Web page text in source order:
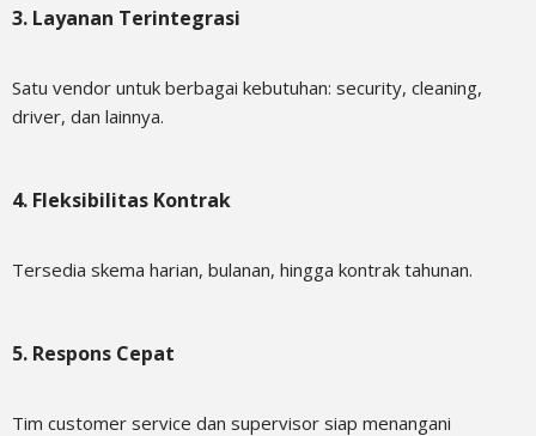
3. Layanan Terintegrasi
Satu vendor untuk berbagai kebutuhan: security, cleaning,
driver, dan lainnya.
4. Fleksibilitas Kontrak
Tersedia skema harian, bulanan, hingga kontrak tahunan.
5. Respons Cepat
Tim customer service dan supervisor siap menangani